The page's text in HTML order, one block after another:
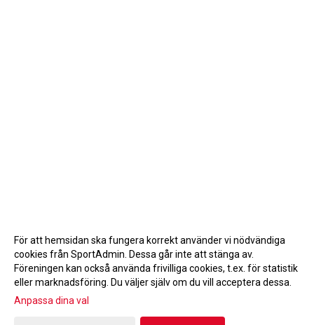
Gå till Webbversion
För att hemsidan ska fungera korrekt använder vi nödvändiga
cookies från SportAdmin. Dessa går inte att stänga av.
Föreningen kan också använda frivilliga cookies, t.ex. för statistik
eller marknadsföring. Du väljer själv om du vill acceptera dessa.
Anpassa dina val